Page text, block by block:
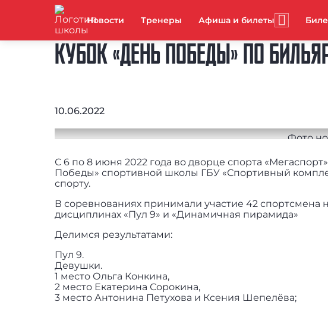
Новости Тренеры Афиша и билеты
КУБОК «ДЕНЬ ПОБЕДЫ» ПО
10.06.2022
С 6 по 8 июня 2022 года во дворце спорта
Победы» спортивной школы ГБУ «Спортивный
спорту.
В соревнованиях принимали участие 42 спортсмена
дисциплинах «Пул 9» и «Динамичная пирамида»
Делимся результатами:
Пул 9.
Девушки.
1 место Ольга Конкина,
2 место Екатерина Сорокина,
3 место Антонина Петухова и Ксения Шепелёва;